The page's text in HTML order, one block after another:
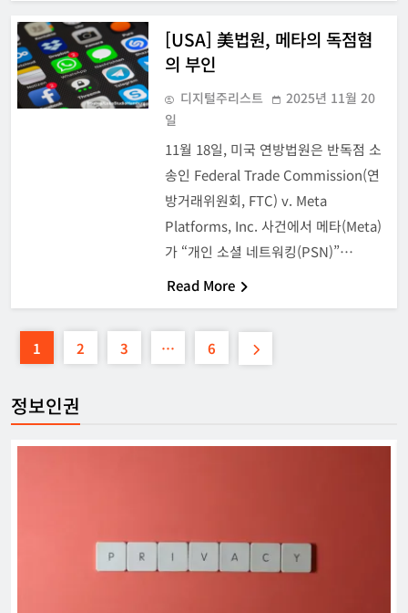
[USA] 美법원, 메타의 독점혐
의 부인
디지털주리스트
2025년 11월 20
일
11월 18일, 미국 연방법원은 반독점 소
송인 Federal Trade Commission(연
방거래위원회, FTC) v. Meta
Platforms, Inc. 사건에서 메타(Meta)
가 “개인 소셜 네트워킹(PSN)”…
Read More
1 2 3 … 6
정보인권